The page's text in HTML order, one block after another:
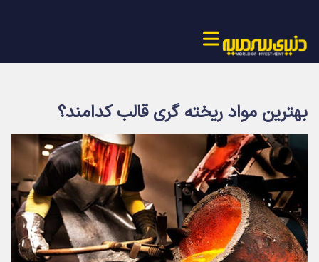
بهترین مواد ریخته گری قالب کدامند؟